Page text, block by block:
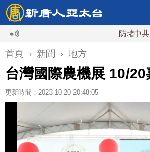
防堵中共！川普簽
首頁 › 新聞 › 地方
台灣國際農機展 10/20
更新時間：2023-10-20 20:48:05